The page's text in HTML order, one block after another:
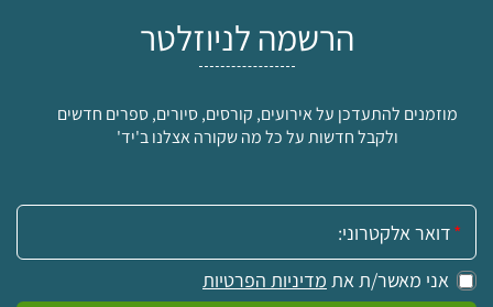
הרשמה לניוזלטר
מוזמנים להתעדכן על אירועים, קורסים, סיורים, ספרים חדשים
ולקבל חדשות על כל מה שקורה אצלנו ב'יד'
אימייל:
אני מאשר/ת את מדיניות הפרטיות